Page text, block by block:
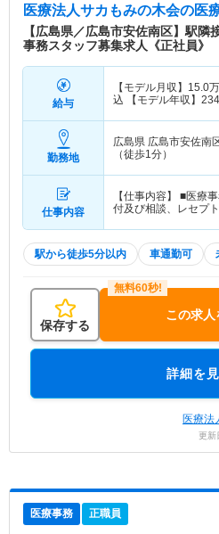
医療法人サカもみの木会の医
【広島県／広島市安佐南区】駅
事務スタッフ募集求人《正社員》
給与
【モデル月収】 15.0
込 【モデル年収】 234
勤務地
広島県 広島市安佐南
（徒歩1分）
仕事内容
【仕事内容】 ■医療
付及び相談、レセプ
駅から徒歩5分以内 車通勤可
保存する
この求人
詳細を
医療法
更
医療事務 正職員